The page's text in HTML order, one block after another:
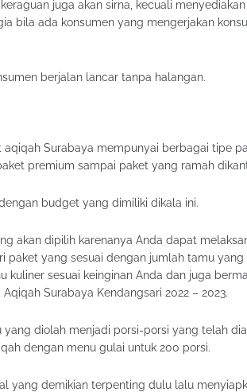
juga akan sirna, kecuali menyediakan
bila ada konsumen yang mengerjakan
berjalan lancar tanpa halangan.
Surabaya mempunyai berbagai tipe
premium sampai paket yang ramah
budget yang dimiliki dikala ini.
akan dipilih karenanya Anda dapat
paket yang sesuai dengan jumlah tamu yang
kuliner sesuai keinginan Anda dan juga
Surabaya Kendangsari 2022 – 2023.
diolah menjadi porsi-porsi yang telah
dengan menu gulai untuk 200 porsi.
yang demikian terpenting dulu lalu